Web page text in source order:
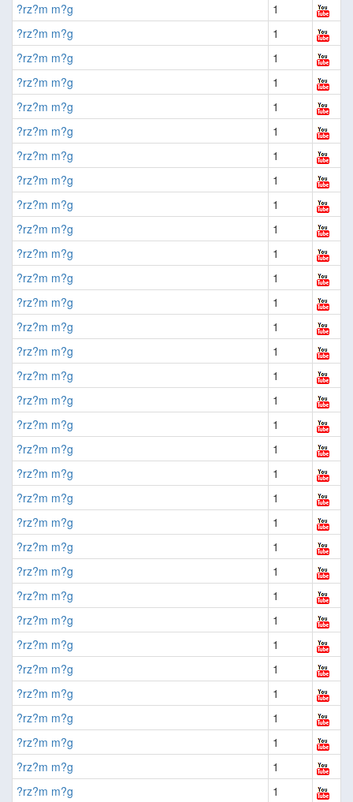
?rz?m m?g
1
?rz?m m?g
1
?rz?m m?g
1
?rz?m m?g
1
?rz?m m?g
1
?rz?m m?g
1
?rz?m m?g
1
?rz?m m?g
1
?rz?m m?g
1
?rz?m m?g
1
?rz?m m?g
1
?rz?m m?g
1
?rz?m m?g
1
?rz?m m?g
1
?rz?m m?g
1
?rz?m m?g
1
?rz?m m?g
1
?rz?m m?g
1
?rz?m m?g
1
?rz?m m?g
1
?rz?m m?g
1
?rz?m m?g
1
?rz?m m?g
1
?rz?m m?g
1
?rz?m m?g
1
?rz?m m?g
1
?rz?m m?g
1
?rz?m m?g
1
?rz?m m?g
1
?rz?m m?g
1
?rz?m m?g
1
?rz?m m?g
1
?rz?m m?g
1